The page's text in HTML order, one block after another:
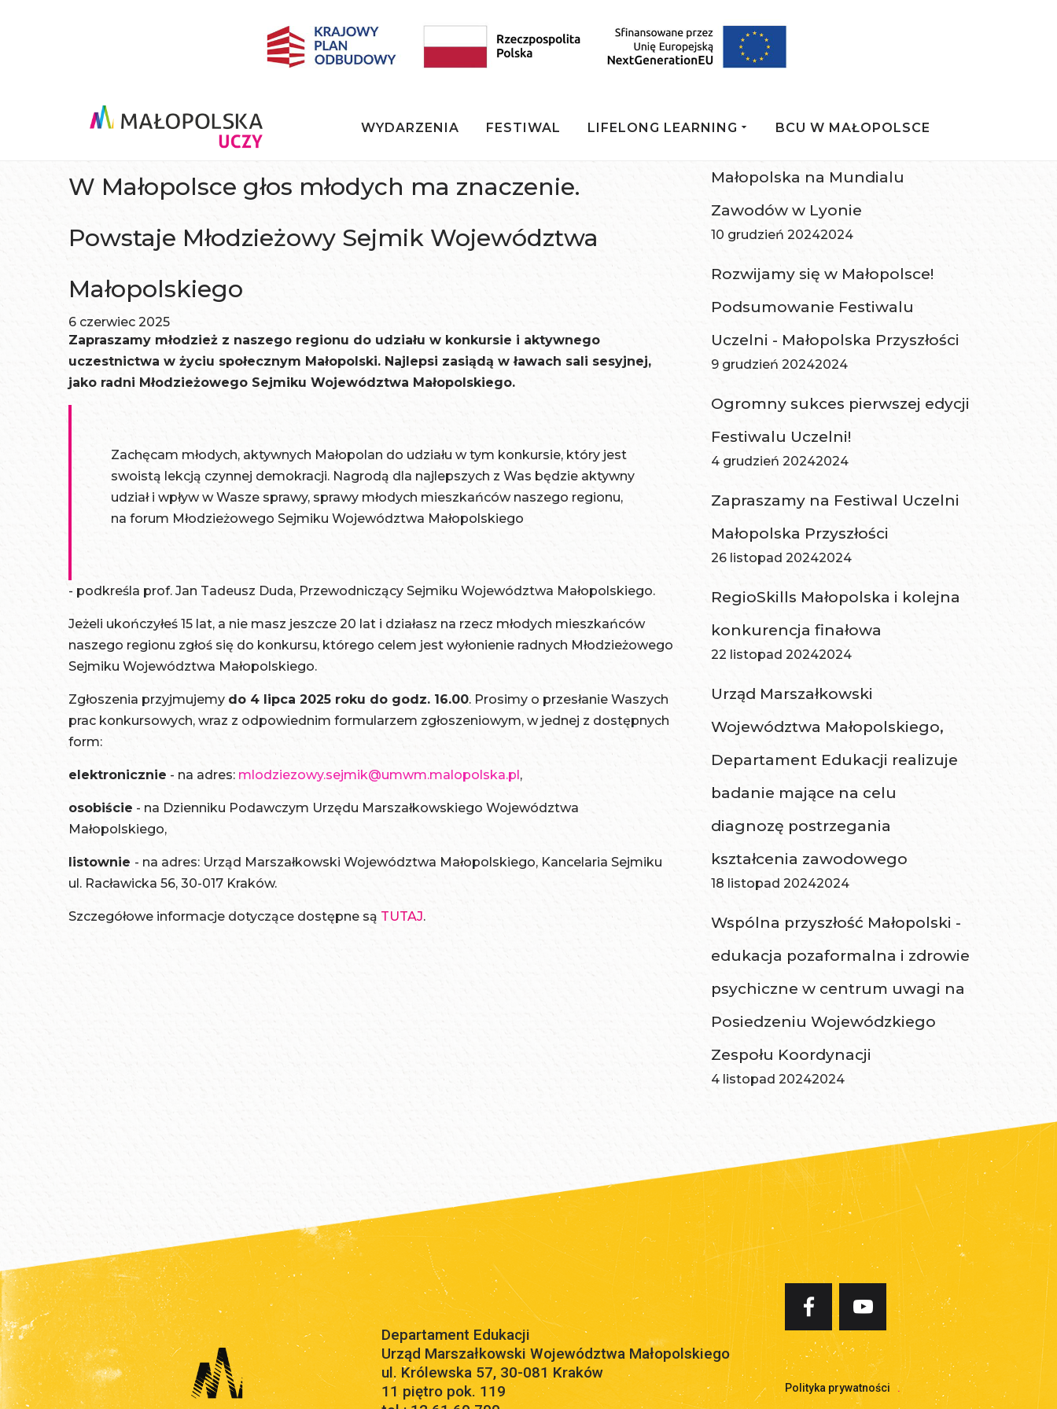
WYDARZENIA FESTIWAL LIFELONG LEARNING BCU W MAŁOPOLSCE
W Małopolsce głos młodych ma znaczenie.
Powstaje Młodzieżowy Sejmik Województwa
Małopolskiego
6 czerwiec 2025
Zapraszamy młodzież z naszego regionu do udziału w konkursie i aktywnego
uczestnictwa w życiu społecznym Małopolski. Najlepsi zasiądą w ławach sali sesyjnej,
jako radni Młodzieżowego Sejmiku Województwa Małopolskiego.
Zachęcam młodych, aktywnych Małopolan do udziału w tym konkursie, który jest
swoistą lekcją czynnej demokracji. Nagrodą dla najlepszych z Was będzie aktywny
udział i wpływ w Wasze sprawy, sprawy młodych mieszkańców naszego regionu,
na forum Młodzieżowego Sejmiku Województwa Małopolskiego
- podkreśla prof. Jan Tadeusz Duda, Przewodniczący Sejmiku Województwa Małopolskiego.
Jeżeli ukończyłeś 15 lat, a nie masz jeszcze 20 lat i działasz na rzecz młodych mieszkańców
naszego regionu zgłoś się do konkursu, którego celem jest wyłonienie radnych Młodzieżowego
Sejmiku Województwa Małopolskiego.
Zgłoszenia przyjmujemy do 4 lipca 2025 roku do godz. 16.00. Prosimy o przesłanie Waszych
prac konkursowych, wraz z odpowiednim formularzem zgłoszeniowym, w jednej z dostępnych
form:
elektronicznie - na adres: mlodziezowy.sejmik@umwm.malopolska.pl ,
osobiście - na Dzienniku Podawczym Urzędu Marszałkowskiego Województwa
Małopolskiego,
listownie - na adres: Urząd Marszałkowski Województwa Małopolskiego, Kancelaria Sejmiku
ul. Racławicka 56, 30-017 Kraków.
Szczegółowe informacje dotyczące dostępne są TUTAJ.
Małopolska na Mundialu
Zawodów w Lyonie
10 grudzień 20242024
Rozwijamy się w Małopolsce!
Podsumowanie Festiwalu
Uczelni - Małopolska Przyszłości
9 grudzień 20242024
Ogromny sukces pierwszej edycji
Festiwalu Uczelni!
4 grudzień 20242024
Zapraszamy na Festiwal Uczelni
Małopolska Przyszłości
26 listopad 20242024
RegioSkills Małopolska i kolejna
konkurencja finałowa
22 listopad 20242024
Urząd Marszałkowski
Województwa Małopolskiego,
Departament Edukacji realizuje
badanie mające na celu
diagnozę postrzegania
kształcenia zawodowego
18 listopad 20242024
Wspólna przyszłość Małopolski -
edukacja pozaformalna i zdrowie
psychiczne w centrum uwagi na
Posiedzeniu Wojewódzkiego
Zespołu Koordynacji
4 listopad 20242024
Departament Edukacji
Urząd Marszałkowski Województwa Małopolskiego
ul. Królewska 57, 30-081 Kraków
11 piętro pok. 119
Polityka prywatności .